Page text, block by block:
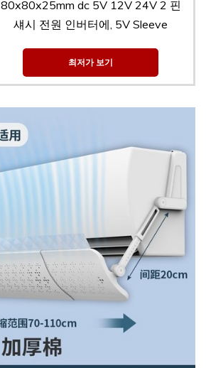
80x80x25mm dc 5V 12V 24V 2 핀
섀시 전원 인버터에, 5V Sleeve
최저가 보기